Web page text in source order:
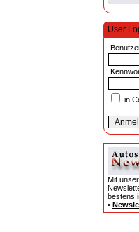
User
in
Mit
bestens
•